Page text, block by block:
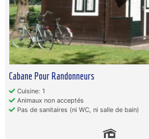
Cabane Pour Randonneurs
Cuisine: 1
Animaux non acceptés
Pas de sanitaires (ni WC, ni salle de bain)